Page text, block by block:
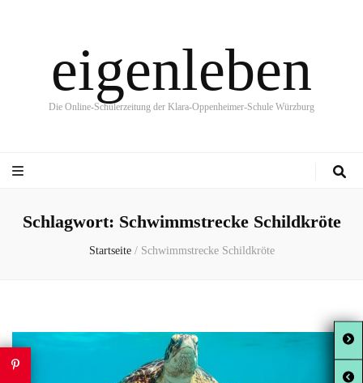
eigenleben
Die Online-Schülerzeitung der Klara-Oppenheimer-Schule Würzburg
Schlagwort: Schwimmstrecke Schildkröte
Startseite / Schwimmstrecke Schildkröte